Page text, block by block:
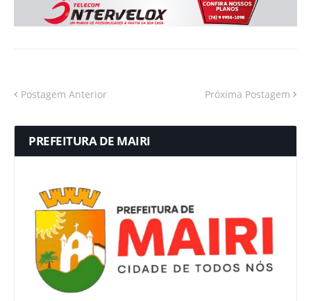
Postagem Anterior Próxima Postagem
PREFEITURA DE MAIRI